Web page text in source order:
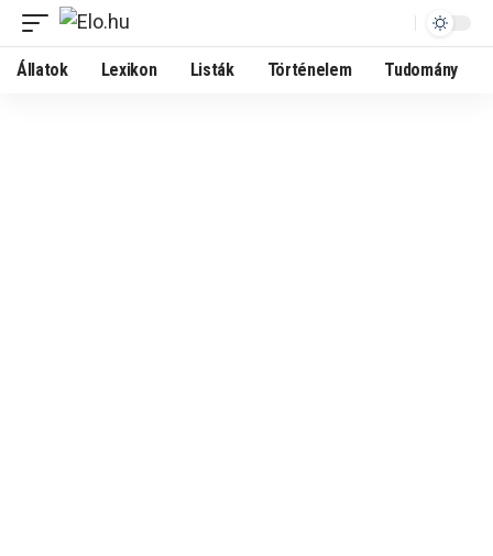
Állatok Lexikon Listák Történelem Tudomány